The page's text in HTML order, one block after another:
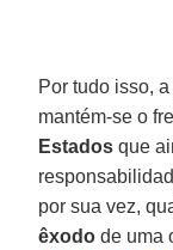
Por tudo isso,
mantém-se o
Estados que
por sua vez,
êxodo de uma